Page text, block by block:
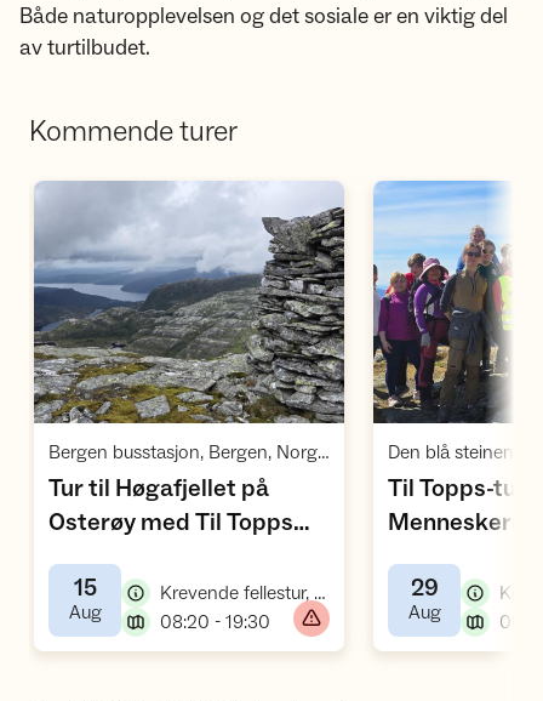
Både naturopplevelsen og det sosiale er en viktig del
av turtilbudet.
Kommende turer
Åpne aktivitet
Bergen busstasjon, Bergen, Norge - Perrong P
,
Tur til Høgafjellet på
Osterøy med Til Topps
Bergen
15
Aug,
Krevende fellestur, fottur
08:20 - 19:30
Til Topps-tur
sammen
Nærtur og
29
Aug,